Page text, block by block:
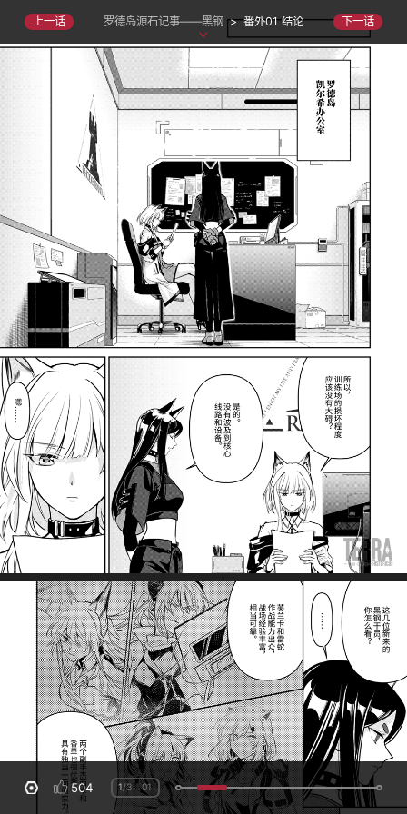
上一话 罗德岛源石记事——黑钢 > 番外01 结论 下一话
1/3 01
504